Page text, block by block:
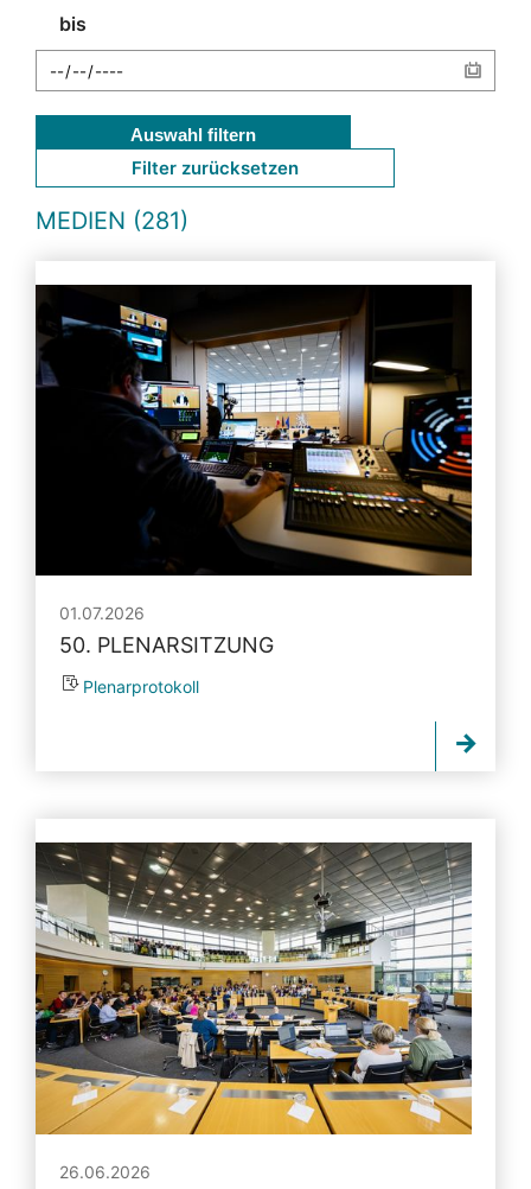
bis
Auswahl filtern
Filter zurücksetzen
MEDIEN (281)
01.07.2026
50. PLENARSITZUNG
Plenarprotokoll
26.06.2026